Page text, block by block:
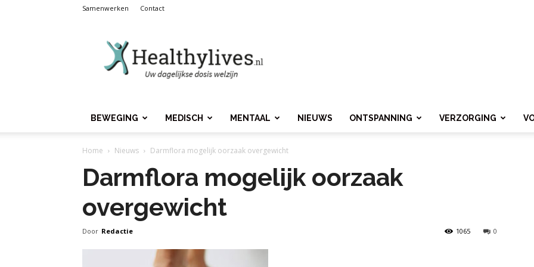
Samenwerken Contact
BEWEGING MEDISCH MENTAAL NIEUWS ONTSPANNING VERZORGING
Home Nieuws Darmflora mogelijk oorzaak overgewicht
Darmflora mogelijk oorzaak
overgewicht
Door Redactie 0
1065